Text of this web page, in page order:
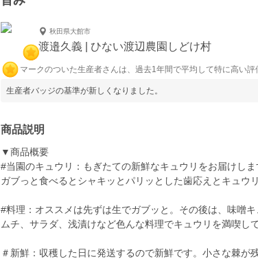
秋田県大館市
渡邉久義 | ひない渡辺農園しどけ村
マークのついた生産者さんは、過去1年間で平均して特に高い評
生産者バッジの基準が新しくなりました。
商品説明
▼商品概要
#当園のキュウリ：もぎたての新鮮なキュウリをお届けし
ガブっと食べるとシャキッとパリッとした歯応えとキュウ
#料理：オススメは先ずは生でガブッと。その後は、味噌
ムチ、サラダ、浅漬けなど色んな料理でキュウリを満喫して
＃新鮮：収穫した日に発送するので新鮮です。小さな棘が